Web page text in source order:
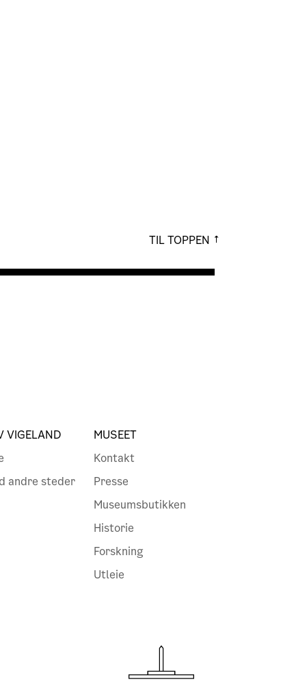
TIL TOPPEN
VIGELAND
andre steder
MUSEET
Kontakt
Presse
Museumsbutikken
Historie
Forskning
Utleie